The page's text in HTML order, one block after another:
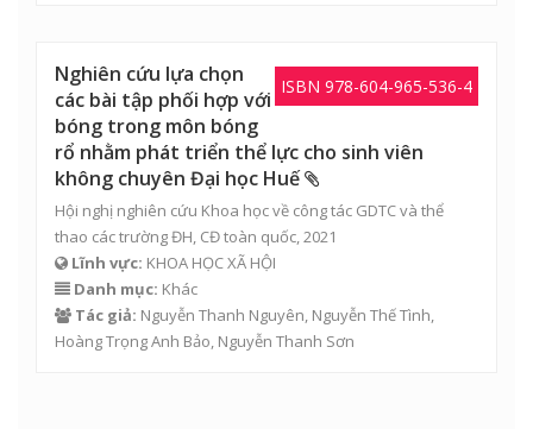
ISBN 978-604-965-536-4
Nghiên cứu lựa chọn
các bài tập phối hợp với
bóng trong môn bóng
rổ nhằm phát triển thể lực cho sinh viên
không chuyên Đại học Huế
Hội nghị nghiên cứu Khoa học về công tác GDTC và thể
thao các trường ĐH, CĐ toàn quốc, 2021
Lĩnh vực: KHOA HỌC XÃ HỘI
Danh mục: Khác
Tác giả: Nguyễn Thanh Nguyên, Nguyễn Thế Tình,
Hoàng Trọng Anh Bảo, Nguyễn Thanh Sơn